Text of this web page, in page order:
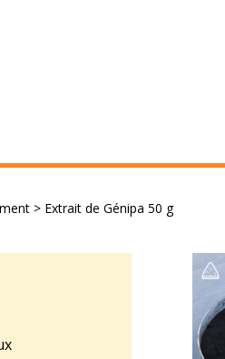
> Extrait de Génipa 50 g